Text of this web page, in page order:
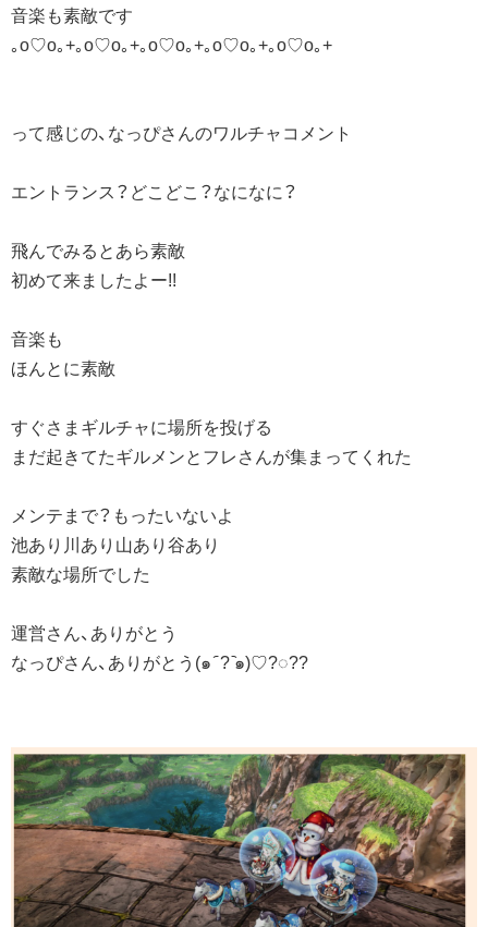
音楽も素敵です
｡o♡o｡+｡o♡o｡+｡o♡o｡+｡o♡o｡+｡o♡o｡+
って感じの、なっぴさんのワルチャコメント
エントランス？どこどこ？なになに？
飛んでみるとあら素敵
初めて来ましたよー!!
音楽も
ほんとに素敵
すぐさまギルチャに場所を投げる
まだ起きてたギルメンとフレさんが集まってくれた
メンテまで？もったいないよ
池あり川あり山あり谷あり
素敵な場所でした
運営さん、ありがとう
なっぴさん、ありがとう(๑ ᷇ ? ᷆๑)♡‎?◌??